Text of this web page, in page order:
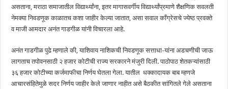
असताना, मराठा समाजातील विद्यार्थ्यांना, इतर मागासवर्गीय विद्यार्थ्यांप्रमाणे शैक्षणिक सवलती
नेमक्या निवडणूक काळातच कशा जाहीर केल्या जातात, असा सवाल काँग्रेसचे ज्येष्ठ प्रवक्ते
व माजी आमदार अनंत गाडगीळ यांनी विचारला आहे.
अनंत गाडगीळ पुढे म्हणाले की, याशिवाय नाशिकची निवडणूक सत्ताधा-यांना अडचणीची जाऊ
लागताच तपोवनसाठी २ हजार कोटीची राज्य सरकारने मंजुरी दिली. पाठोपाठ शेतकऱ्यांसाठी
३६ हजार कोटीच्या कर्जमाफीचा निर्णय घेतला गेला. यातील धक्कादायक बाब म्हणजे
आचारसंहितेमुळे सदर निर्णय जाहीर केले जाणार नाहीत असे बैठकीत सांगितले गेले असताना